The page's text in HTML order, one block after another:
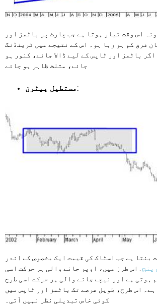
اس وقت تیار ہوتا ہے جب چارٹ پر باٹمز اور
فرق کم ہو رہا ہو۔ اس کے نتیجے میں ٹرینڈنگ
اگر باٹمز اور ٹاپس کے لیے ڈالا جائے، کنور ہو
جائے، مثلث ظاہر ہو جائے
مستطیل پیٹرن:
بنتا ہے جب اسٹاک کی قیمت ایک مخصوص کے اندر
رینج
. اس طرز میں، اوپر جانے والی ہر حرکت اسی
ہوتی ہے اور نیچے جانے والی ہر حرکت اسی طرح
اس طرح، طویل عرصے تک باٹمز اور ٹاپس میں
کوئی خاص تبدیلی نظر نہیں آتی۔